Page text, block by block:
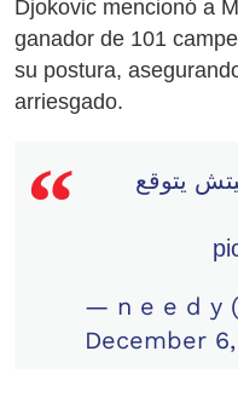
Djokovic mencionó a
ganador de 101
su postura,
arriesgado.
يتوقع
— n e e d y
December